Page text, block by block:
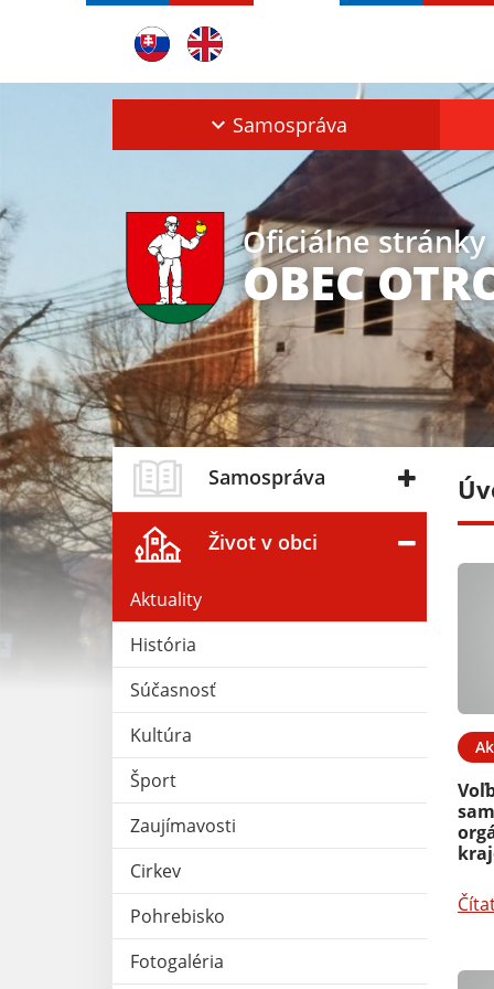
Samospráva
Oficiálne stránky
OBEC
Samospráva
Život v obci
Aktuality
História
Súčasnosť
Kultúra
Šport
Zaujímavosti
Cirkev
Pohrebisko
Fotogaléria
21. MÁJ 2025
pozvánka
Centrálnom registri
hospodárskych zvierat